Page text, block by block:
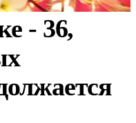
- 36,